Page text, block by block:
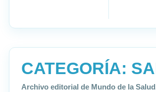
CATEGORÍA:
Archivo editorial de Mundo de la